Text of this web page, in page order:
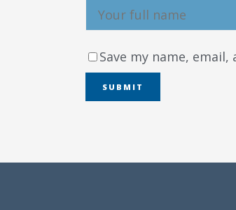
Save my name,